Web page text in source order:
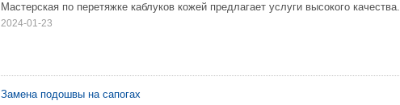
Мастерская по перетяжке каблуков кожей предлагает услуги высокого качества.
2024-01-23
Замена подошвы на сапогах